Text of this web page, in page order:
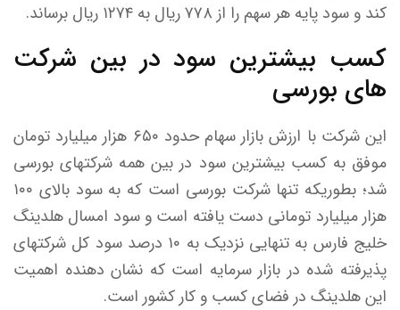
کند و سود پایه هر سهم را از ۷۷۸ ریال به ۱۲۷۴ ریال برساند.
کسب بیشترین سود در بین شرکت
های بورسی
این شرکت با ارزش بازار سهام حدود ۶۵۰ هزار میلیارد تومان
موفق به کسب بیشترین سود در بین همه شرکتهای بورسی
شد؛ بطوریکه تنها شرکت بورسی است که به سود بالای ۱۰۰
هزار میلیارد تومانی دست یافته است و سود امسال هلدینگ
خلیج فارس به تنهایی نزدیک به ۱۰ درصد سود کل شرکتهای
پذیرفته شده در بازار سرمایه است که نشان دهنده اهمیت
این هلدینگ در فضای کسب و کار کشور است.